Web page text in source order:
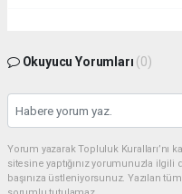
Okuyucu Yorumları (0)
Yorum yazarak Topluluk
sitesine yaptığınız yorumunuzla
başınıza üstleniyorsunuz. Yazılan